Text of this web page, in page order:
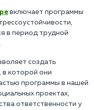
включает программы
в период трудной
создать
которой они
программы в нашей
проектах,
ответственности у